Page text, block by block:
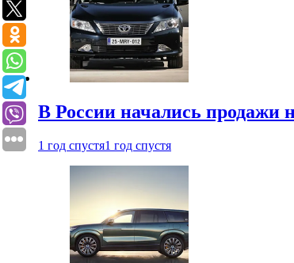
В России начались продажи
1 год спустя1 год спустя